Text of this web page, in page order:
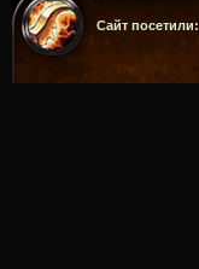
Сайт посетили: